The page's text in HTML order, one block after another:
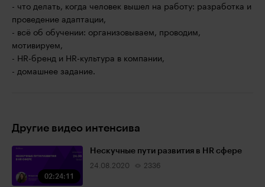
- что делать, когда человек вышел на работу: разработка и
проведение адаптации,
- всё об обучении: организовываем, проводим,
мотивируем,
- HR-бренд и HR-культура в компании,
- домашнее задание.
Другие видео интенсива
02:24:11
Нескучные пути развития в HR сфере
24.08.2020 2336